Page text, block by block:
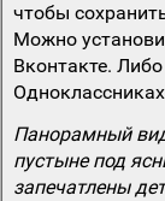
чтобы
Можно
Вконтакте.
Одноклассниках
Панорамный
пустыне под
запечатлены